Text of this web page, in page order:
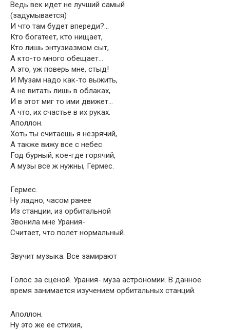
Ведь век идет не лучший самый
(задумывается)
И что там будет впереди?…
Кто богатеет, кто нищает,
Кто лишь энтузиазмом сыт,
А кто-то много обещает…
А это, уж поверь мне, стыд!
И Музам надо как-то выжить,
А не витать лишь в облаках,
И в этот миг то ими движет…
А что, их счастье в их руках.
Аполлон.
Хоть ты считаешь я незрячий,
А также вижу все с небес.
Год бурный, кое-где горячий,
А музы все ж нужны, Гермес.
Гермес.
Ну ладно, часом ранее
Из станции, из орбитальной
Звонила мне Урания-
Считает, что полет нормальный.
Звучит музыка. Все замирают
Голос за сценой. Урания- муза астрономии. В данное
время занимается изучением орбитальных станций.
Аполлон.
Ну это же ее стихия,